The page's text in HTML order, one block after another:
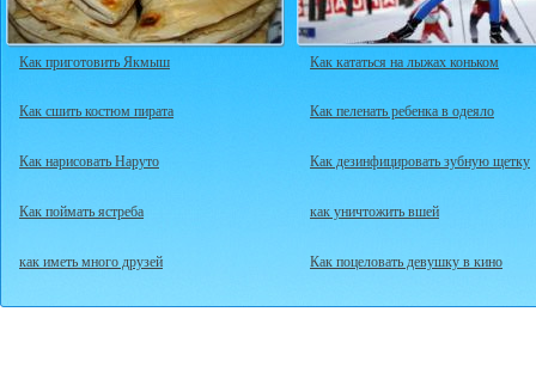
Как приготовить Якмыш
Как сшить костюм пирата
Как нарисовать Наруто
Как поймать ястреба
как иметь много друзей
Как кататься на лыжах коньком
Как пеленать ребенка в одеяло
Как дезинфицировать зубную щетку
как уничтожить вшей
Как поцеловать девушку в кино